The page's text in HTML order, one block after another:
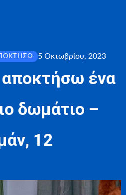
5 Οκτωβρίου, 2023
αποκτήσω ένα
δωμάτιο –
12